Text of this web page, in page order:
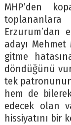
MHP’den
Erzurum’dan
adayı Mehmet
gitme
döndüğünü
tek
hem de
edecek olan
hissiyatını bir